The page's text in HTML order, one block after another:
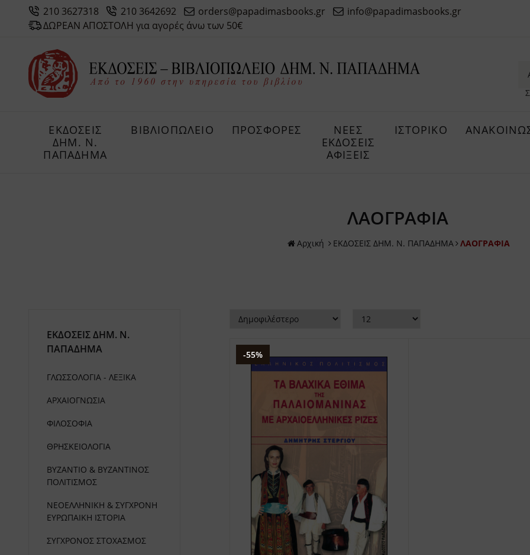
210 3627318 210 3642692 orders@papadimasbooks.gr
info@papadimasbooks.gr
ΔΩΡΕΑΝ ΑΠΟΣΤΟΛΗ για αγορές άνω των 50€
ΕΚΔΟΣΕΙΣ
ΔHM. Ν.
ΠΑΠΑΔΗΜΑ
ΒΙΒΛΙΟΠΩΛΕΙΟ ΠΡΟΣΦΟΡΕΣ
ΝΕΕΣ
ΕΚΔΟΣΕΙΣ
ΑΦΙΞΕΙΣ
ΙΣΤΟΡΙΚΟ
ΛΑΟΓΡΑΦΙΑ
Αρχική ΕΚΔΟΣΕΙΣ ΔHM. Ν. ΠΑΠΑΔΗΜΑ ΛΑΟΓΡΑΦΙΑ
ΕΚΔΟΣΕΙΣ ΔHM. Ν.
ΠΑΠΑΔΗΜΑ
ΓΛΩΣΣΟΛΟΓΙΑ - ΛΕΞΙΚΑ
ΑΡΧΑΙΟΓΝΩΣΙΑ
ΦΙΛΟΣΟΦΙΑ
ΘΡΗΣΚΕΙΟΛΟΓΙΑ
ΒΥΖΑΝΤΙΟ & ΒΥΖΑΝΤΙΝΟΣ
ΠΟΛΙΤΙΣΜΟΣ
ΝΕΟΕΛΛΗΝΙΚΗ & ΣΥΓΧΡΟΝΗ
ΕΥΡΩΠΑΙΚΗ ΙΣΤΟΡΙΑ
ΣΥΓΧΡΟΝΟΣ ΣΤΟΧΑΣΜΟΣ
-55%